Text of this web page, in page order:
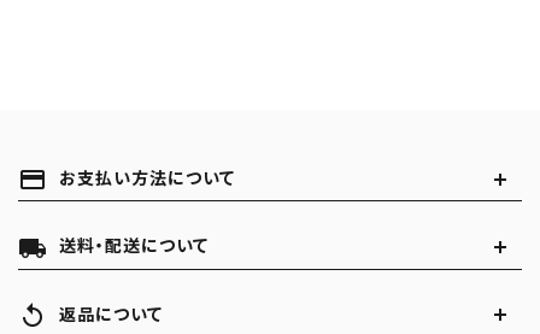
payment お支払い方法について
local_shipping 送料・配送について
replay 返品について